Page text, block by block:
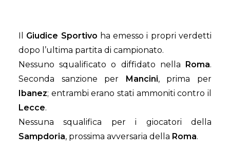
Il Giudice Sportivo ha emesso i propri verdetti
dopo l’ultima partita di campionato.
Nessuno squalificato o diffidato nella Roma.
Seconda sanzione per Mancini, prima per
Ibanez; entrambi erano stati ammoniti contro il
Lecce.
Nessuna squalifica per i giocatori della
Sampdoria, prossima avversaria della Roma.